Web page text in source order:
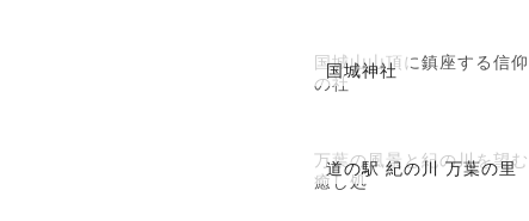
国城神社
国城山山頂に鎮座する信仰
の社
道の駅 紀の川 万葉の里
万葉の風景と紀の川を望む
癒し処